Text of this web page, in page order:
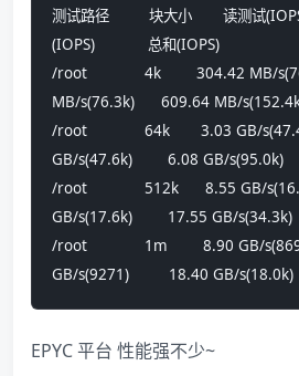
测试路径         块大小       读测试
(IOPS)            总和(IOPS)
/root             4k        304.42 MB/
MB/s(76.3k)      609.64 MB/
/root             64k       3.03 GB/
GB/s(47.6k)        6.08 GB/
/root             512k      8.55 GB/
GB/s(17.6k)        17.55 GB/
/root             1m        8.90 GB/
GB/s(9271)         18.40 GB/s(18.0k)
EPYC 平台 性能强不少~